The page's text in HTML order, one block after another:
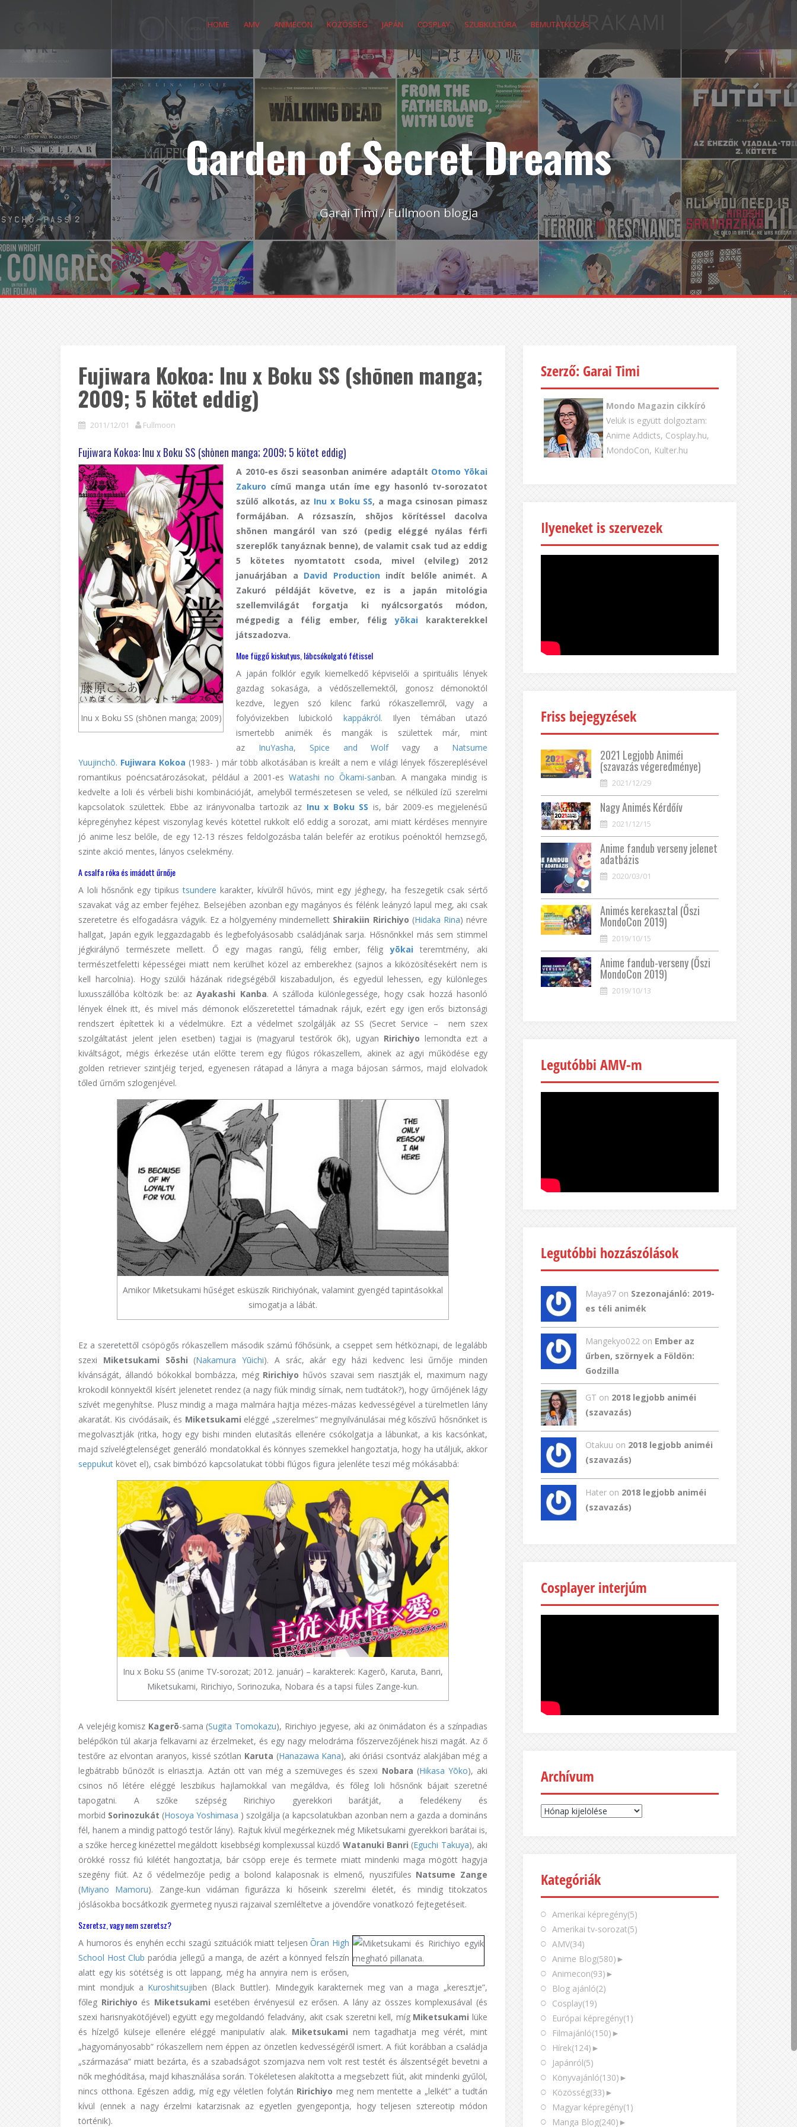
HOME AMV ANIMECON KÖZÖSSÉG JAPÁN COSPLAY SZUBKULTÚRA BEMUTATKOZÁS
Garden of Secret Dreams
Garai Timi / Fullmoon blogja
Fujiwara Kokoa: Inu x Boku SS (shōnen manga;
2009; 5 kötet eddig)
2011/12/01 Fullmoon
Fujiwara Kokoa: Inu x Boku SS (shōnen manga; 2009; 5 kötet eddig)
Inu x Boku SS (shōnen manga; 2009)
A 2010-es őszi seasonban animére adaptált Otomo Yōkai
Zakuro című manga után íme egy hasonló tv-sorozatot
szülő alkotás, az Inu x Boku SS, a maga csinosan pimasz
formájában. A rózsaszín, shōjos körítéssel dacolva
shōnen mangáról van szó (pedig eléggé nyálas férfi
szereplők tanyáznak benne), de valamit csak tud az eddig
5 kötetes nyomtatott csoda, mivel (elvileg) 2012
januárjában a David Productionindít belőle animét. A
Zakuró példáját követve, ez is a japán mitológia
szellemvilágát forgatja ki nyálcsorgatós módon,
mégpedig a félig ember, féligyōkaikarakterekkel
játszadozva.
Moe függő kiskutyus, lábcsókolgató fétissel
A japán folklór egyik kiemelkedő képviselői a spirituális lények
gazdag sokasága, a védőszellemektől, gonosz démonoktól
kezdve, legyen szó kilenc farkú rókaszellemről, vagy a
folyóvizekben lubickoló kappákról. Ilyen témában utazó
ismertebb animék és mangák is születtek már, mint
az InuYasha, Spice and Wolfvagy a Natsume
Yuujinchō. Fujiwara Kokoa (1983- ) már több alkotásában is kreált a nem e világi lények főszereplésével
romantikus poéncsatározásokat, például a 2001-esWatashi no Ōkami-sanban. A mangaka mindig is
kedvelte a loli és vérbeli bishi kombinációját, amelyből természetesen se veled, se nélküled ízű szerelmi
kapcsolatok születtek. Ebbe az irányvonalba tartozik az Inu x Boku SS is, bár 2009-es megjelenésű
képregényhez képest viszonylag kevés kötettel rukkolt elő eddig a sorozat, ami miatt kérdéses mennyire
jó anime lesz belőle, de egy 12-13 részes feldolgozásba talán belefér az erotikus poénoktól hemzsegő,
szinte akció mentes, lányos cselekmény.
A csalfa róka és imádott űrnője
A loli hősnőnk egy tipikustsundere karakter, kívülről hűvös, mint egy jéghegy, ha feszegetik csak sértő
szavakat vág az ember fejéhez. Belsejében azonban egy magányos és félénk leányzó lapul meg, aki csak
szeretetre és elfogadásra vágyik. Ez a hölgyemény mindemellett Shirakiin Ririchiyo (Hidaka Rina) névre
hallgat, Japán egyik leggazdagabb és legbefolyásosabb családjának sarja. Hősnőnkkel más sem stimmel
jégkirálynő természete mellett. Ő egy magas rangú, félig ember, féligyōkaiteremtmény, aki
természetfeletti képességei miatt nem kerülhet közel az emberekhez (sajnos a kiközösítésekért nem is
kell harcolnia). Hogy szülői házának ridegségéből kiszabaduljon, és egyedül lehessen, egy különleges
luxusszállóba költözik be: azAyakashi Kanba. A szálloda különlegessége, hogy csak hozzá hasonló
lények élnek itt, és mivel más démonok előszeretettel támadnak rájuk, ezért egy igen erős biztonsági
rendszert építettek ki a védelmükre. Ezt a védelmet szolgálják az SS (Secret Service – nem szex
szolgáltatást jelent jelen esetben) tagjai is (magyarul testőrök ők), ugyan Ririchiyo lemondta ezt a
kiváltságot, mégis érkezése után előtte terem egy flúgos rókaszellem, akinek az agyi működése egy
golden retriever szintjéig terjed, egyenesen rátapad a lányra a maga bájosan sármos, majd elolvadok
tőled űrnőm szlogenjével.
Amikor Miketsukami hűséget esküszik Ririchiyónak, valamint gyengéd tapintásokkal
simogatja a lábát.
Ez a szeretettől csöpögős rókaszellem második számú főhősünk, a cseppet sem hétköznapi, de legalább
szexi Miketsukami Sōshi (Nakamura Yūichi). A srác, akár egy házi kedvenc lesi űrnője minden
kívánságát, állandó bókokkal bombázza, még Ririchiyo hűvös szavai sem riasztják el, maximum nagy
krokodil könnyektől kísért jelenetet rendez (a nagy fiúk mindig sírnak, nem tudtátok?), hogy űrnőjének lágy
szívét megenyhítse. Plusz mindig a maga malmára hajtja mézes-mázas kedvességével a türelmetlen lány
akaratát. Kis civódásaik, és Miketsukami eléggé „szerelmes” megnyilvánulásai még kőszívű hősnőnket is
megolvasztják (ritka, hogy egy bishi minden elutasítás ellenére csókolgatja a lábunkat, a kis kacsónkat,
majd szívelégtelenséget generáló mondatokkal és könnyes szemekkel hangoztatja, hogy ha utáljuk, akkor
seppukut követ el), csak bimbózó kapcsolatukat többi flúgos figura jelenléte teszi még mókásabbá:
Inu x Boku SS (anime TV-sorozat; 2012. január) – karakterek: Kagerō, Karuta, Banri,
Miketsukami, Ririchiyo, Sorinozuka, Nobara és a tapsi füles Zange-kun.
A velejéig komisz Kagerō-sama (Sugita Tomokazu), Ririchiyo jegyese, aki az önimádaton és a színpadias
belépőkön túl akarja felkavarni az érzelmeket, és egy nagy melodráma főszervezőjének hiszi magát. Az ő
testőre az elvontan aranyos, kissé szótlan Karuta (Hanazawa Kana), aki óriási csontváz alakjában még a
legbátrabb bűnözőt is elriasztja. Aztán ott van még a szemüveges és szexi Nobara (Hikasa Yōko), aki
csinos nő létére eléggé leszbikus hajlamokkal van megáldva, és főleg loli hősnőnk bájait szeretné
tapogatni. A szőke szépség Ririchiyo gyerekkori barátját, a feledékeny és
morbid Sorinozukát (Hosoya Yoshimasa ) szolgálja (a kapcsolatukban azonban nem a gazda a domináns
fél, hanem a mindig pattogó testőr lány). Rajtuk kívül megérkeznek még Miketsukami gyerekkori barátai is,
a szőke herceg kinézettel megáldott kisebbségi komplexussal küzdő Watanuki Banri (Eguchi Takuya), aki
örökké rossz fiú kilétét hangoztatja, bár csöpp ereje és termete miatt mindenki maga mögött hagyja
szegény fiút. Az ő védelmezője pedig a bolond kalaposnak is elmenő, nyuszifüles Natsume Zange
(Miyano Mamoru). Zange-kun vidáman figurázza ki hőseink szerelmi életét, és mindig titokzatos
jóslásokba bocsátkozik gyermeteg nyuszi rajzaival szemléltetve a jövendőre vonatkozó fejtegetéseit.
Szeretsz, vagy nem szeretsz?
A humoros és enyhén ecchi szagú szituációk miatt teljesenŌran High
School Host Club paródia jellegű a manga, de azért a könnyed felszín
alatt egy kis sötétség is ott lappang, még ha annyira nem is erősen,
mint mondjuk a Kuroshitsujiben (Black Buttler). Mindegyik karakternek meg van a maga „keresztje”,
főleg Ririchiyo és Miketsukami esetében érvényesül ez erősen. A lány az összes komplexusával (és
szexi harisnyakötőjével) együtt egy megoldandó feladvány, akit csak szeretni kell, míg Miketsukami lüke
és hízelgő külseje ellenére eléggé manipulatív alak. Miketsukami nem tagadhatja meg vérét, mint
„hagyományosabb” rókaszellem nem éppen az önzetlen kedvességéről ismert. A fiút korábban a családja
„származása” miatt bezárta, és a szabadságot szomjazva nem volt rest testét és álszentségét bevetni a
nők meghódítása, majd kihasználása során. Tökéletesen alakította a megsebzett fiút, akit mindenki gyűlöl,
nincs otthona. Egészen addig, míg egy véletlen folytán Ririchiyomeg nem mentette a „lelkét” a tudtán
kívül (ennek a nagy érzelmi katarzisnak az egyetlen gyengepontja, hogy teljesen sztereotip módon
történik).
Szerző: Garai Timi
Mondo Magazin cikkíró
Velük is együtt dolgoztam:
Anime Addicts, Cosplay.hu,
MondoCon, Kulter.hu
Ilyeneket is szervezek
Friss bejegyzések
2021 Legjobb Animéi
(szavazás végeredménye)
2021/12/29
Nagy Animés Kérdőív
2021/12/15
Anime fandub verseny jelenet
adatbázis
2020/03/01
Animés kerekasztal (Őszi
MondoCon 2019)
2019/10/15
Anime fandub-verseny (Őszi
MondoCon 2019)
2019/10/13
Legutóbbi AMV-m
Legutóbbi hozzászólások
Maya97 on Szezonajánló: 2019-
es téli animék
Mangekyo022 on Ember az
űrben, szörnyek a Földön:
Godzilla
GT on 2018 legjobb animéi
(szavazás)
Otakuu on 2018 legjobb animéi
(szavazás)
Hater on 2018 legjobb animéi
(szavazás)
Cosplayer interjúm
Archívum
Archívum
Kategóriák
Amerikai képregény(5)
Amerikai tv-sorozat(5)
AMV(34)
Anime Blog(580) ►
Animecon(93) ►
Blog ajánló(2)
Cosplay(19)
Európai képregény(1)
Filmajánló(150) ►
Hírek(124) ►
Japánról(5)
Könyvajánló(130) ►
Közösség(33) ►
Magyar képregény(1)
Manga Blog(240) ►